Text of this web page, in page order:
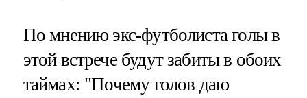
По мнению экс-футболиста голы в
этой встрече будут забиты в обоих
таймах: "Почему голов даю